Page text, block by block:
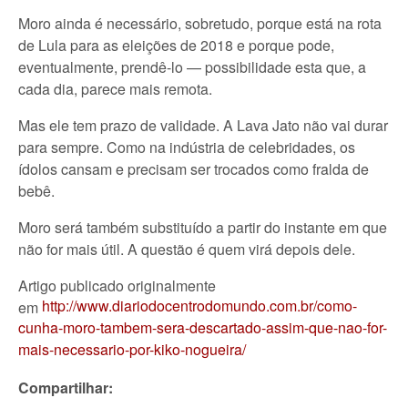
Moro ainda é necessário, sobretudo, porque está na rota
de Lula para as eleições de 2018 e porque pode,
eventualmente, prendê-lo — possibilidade esta que, a
cada dia, parece mais remota.
Mas ele tem prazo de validade. A Lava Jato não vai durar
para sempre. Como na indústria de celebridades, os
ídolos cansam e precisam ser trocados como fralda de
bebê.
Moro será também substituído a partir do instante em que
não for mais útil. A questão é quem virá depois dele.
Artigo publicado originalmente
em http://www.diariodocentrodomundo.com.br/como-
cunha-moro-tambem-sera-descartado-assim-que-nao-for-
mais-necessario-por-kiko-nogueira/
Compartilhar: